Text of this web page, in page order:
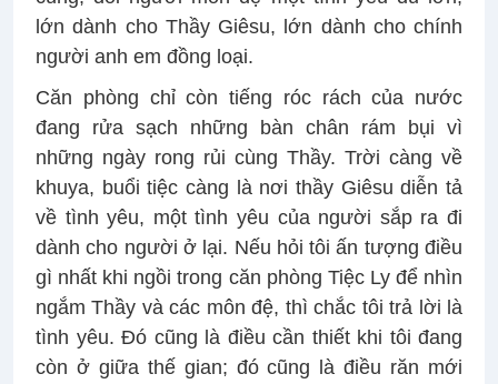
lớn dành cho Thầy Giêsu, lớn dành cho chính
người anh em đồng loại.
Căn phòng chỉ còn tiếng róc rách của nước
đang rửa sạch những bàn chân rám bụi vì
những ngày rong rủi cùng Thầy. Trời càng về
khuya, buổi tiệc càng là nơi thầy Giêsu diễn tả
về tình yêu, một tình yêu của người sắp ra đi
dành cho người ở lại. Nếu hỏi tôi ấn tượng điều
gì nhất khi ngồi trong căn phòng Tiệc Ly để nhìn
ngắm Thầy và các môn đệ, thì chắc tôi trả lời là
tình yêu. Đó cũng là điều cần thiết khi tôi đang
còn ở giữa thế gian; đó cũng là điều răn mới